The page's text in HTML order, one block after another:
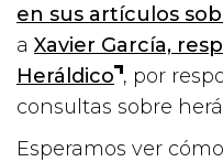
en sus artículos
a Xavier García,
Heráldico , por
consultas sobre
Esperamos ver